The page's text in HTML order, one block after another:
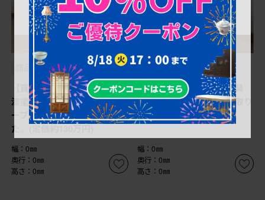
商品番号 B-062789
【買取】広島県 博永家具
漆塗り 収納付き 囲炉裏テ
ーブルセットを買取りまし
た。(定価約130万円)
幅：0㎜
奥行：0㎜
高さ：0㎜
商品番号 B-062790
【買取】広島県 博永家具
収納付き まる花台を買取り
ました。
幅：0㎜
奥行：0㎜
高さ：0㎜